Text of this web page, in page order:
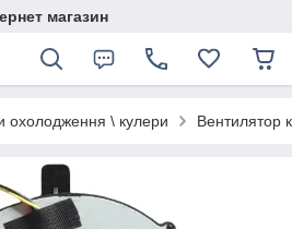
магазин
охолодження \ кулери Вентилятор